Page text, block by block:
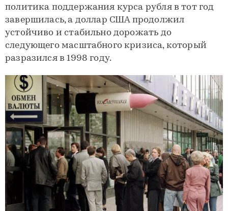
политика поддержания курса рубля в тот год
завершилась, а доллар США продолжил
устойчиво и стабильно дорожать до
следующего масштабного кризиса, который
разразился в 1998 году.